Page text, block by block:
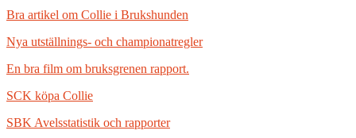
Bra artikel om Collie i Brukshunden
Nya utställnings- och championatregler
En bra film om bruksgrenen rapport.
SCK köpa Collie
SBK Avelsstatistik och rapporter